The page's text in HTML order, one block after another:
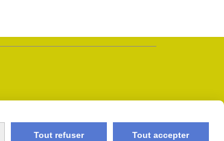
Tout refuser Tout accepter